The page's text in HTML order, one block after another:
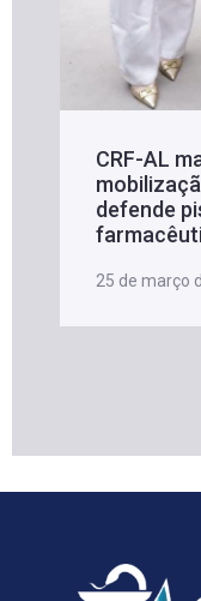
CRF-AL
defende
25 de março